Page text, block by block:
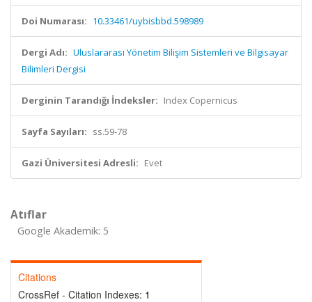
Doi Numarası: 10.33461/uybisbbd.598989
Dergi Adı: Uluslararası Yönetim Bilişim Sistemleri ve Bilgisayar
Bilimleri Dergisi
Derginin Tarandığı İndeksler: Index Copernicus
Sayfa Sayıları: ss.59-78
Gazi Üniversitesi Adresli: Evet
Atıflar
Google Akademik: 5
Citations
CrossRef - Citation Indexes: 1